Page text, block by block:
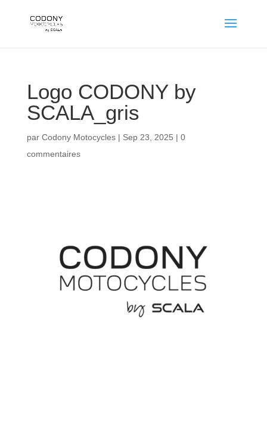
Logo CODONY by
SCALA_gris
par Codony Motocycles| Sep 23, 2025 | 0
commentaires